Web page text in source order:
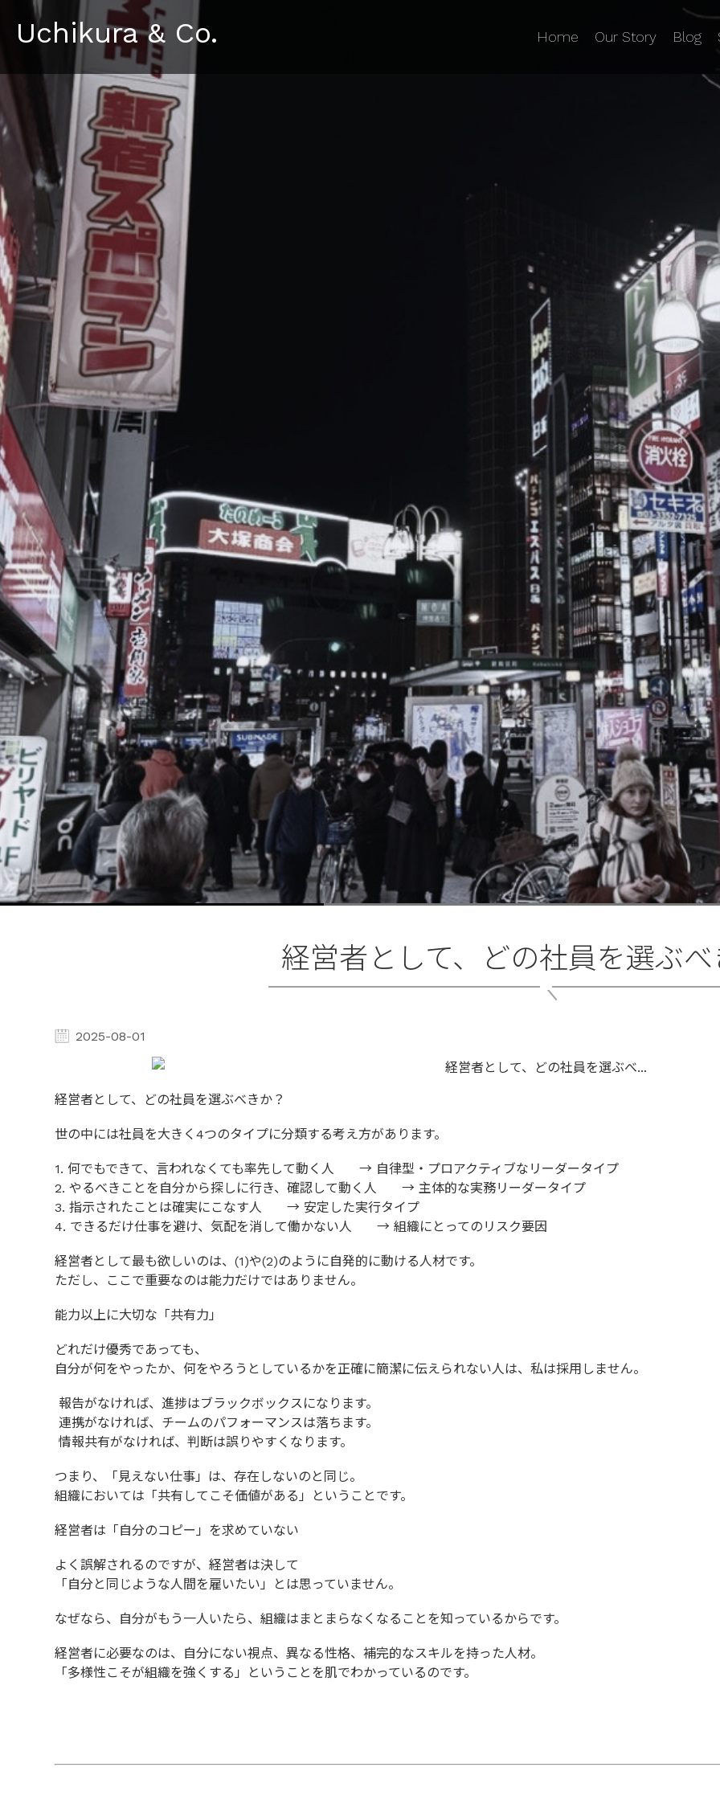
Uchikura & Co. Home Our Story Blog
経営者として、どの社員を選ぶ
2025-08-01
経営者として、どの社員を選ぶべきか？
世の中には社員を大きく4つのタイプに分類する考え方があります。
1. 何でもできて、言われなくても率先して動く人 → 自律型・プロアクティブなリーダータイプ
2. やるべきことを自分から探しに行き、確認して動く人 → 主体的な実務リーダータイプ
3. 指示されたことは確実にこなす人 → 安定した実行タイプ
4. できるだけ仕事を避け、気配を消して働かない人 → 組織にとってのリスク要因
経営者として最も欲しいのは、(1)や(2)のように自発的に動ける人材です。
ただし、ここで重要なのは能力だけではありません。
能力以上に大切な「共有力」
どれだけ優秀であっても、
自分が何をやったか、何をやろうとしているかを正確に簡潔に伝えられない人は、私は採用しません。
報告がなければ、進捗はブラックボックスになります。
連携がなければ、チームのパフォーマンスは落ちます。
情報共有がなければ、判断は誤りやすくなります。
つまり、「見えない仕事」は、存在しないのと同じ。
組織においては「共有してこそ価値がある」ということです。
経営者は「自分のコピー」を求めていない
よく誤解されるのですが、経営者は決して
「自分と同じような人間を雇いたい」とは思っていません。
なぜなら、自分がもう一人いたら、組織はまとまらなくなることを知っているからです。
経営者に必要なのは、自分にない視点、異なる性格、補完的なスキルを持った人材。
「多様性こそが組織を強くする」ということを肌でわかっているのです。